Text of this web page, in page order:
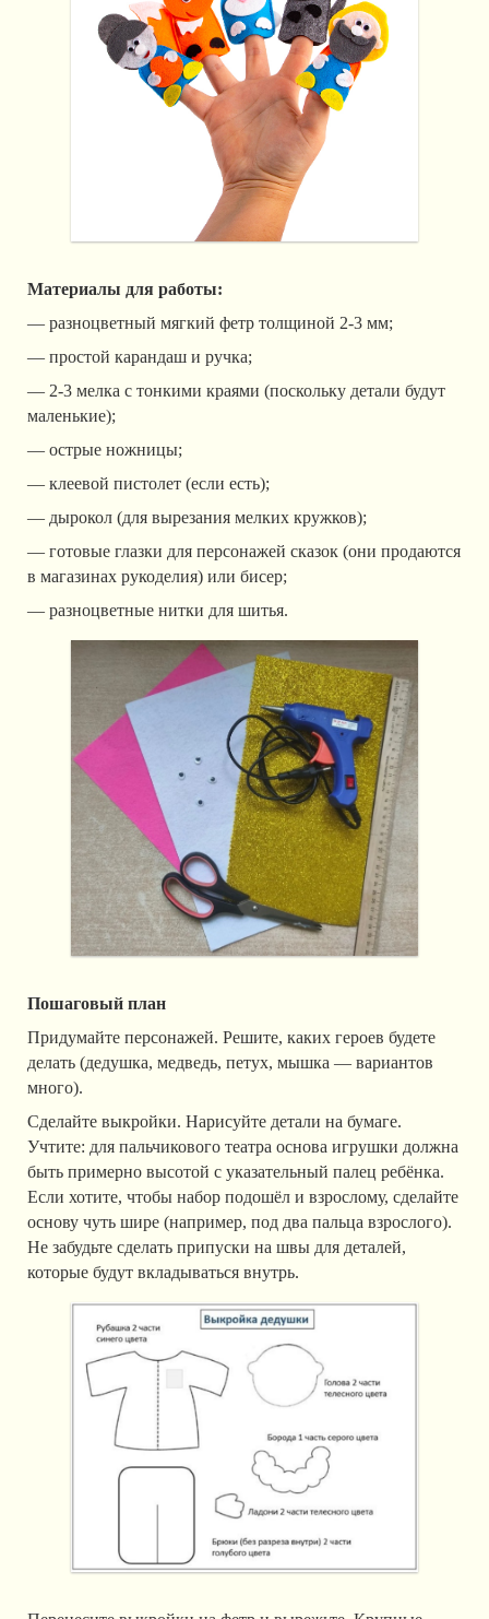
Материалы для работы:
— разноцветный мягкий фетр толщиной 2-3 мм;
— простой карандаш и ручка;
— 2-3 мелка с тонкими краями (поскольку детали будут
маленькие);
— острые ножницы;
— клеевой пистолет (если есть);
— дырокол (для вырезания мелких кружков);
— готовые глазки для персонажей сказок (они продаются
в магазинах рукоделия) или бисер;
— разноцветные нитки для шитья.
Пошаговый план
Придумайте персонажей. Решите, каких героев будете
делать (дедушка, медведь, петух, мышка — вариантов
много).
Сделайте выкройки. Нарисуйте детали на бумаге.
Учтите: для пальчикового театра основа игрушки должна
быть примерно высотой с указательный палец ребёнка.
Если хотите, чтобы набор подошёл и взрослому, сделайте
основу чуть шире (например, под два пальца взрослого).
Не забудьте сделать припуски на швы для деталей,
которые будут вкладываться внутрь.